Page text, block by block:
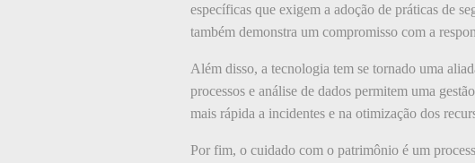
específicas que exigem a adoção de práticas de
também demonstra um compromisso com a
Além disso, a tecnologia tem se tornado uma
processos e análise de dados permitem uma
mais rápida a incidentes e na otimização dos
Por fim, o cuidado com o patrimônio é um